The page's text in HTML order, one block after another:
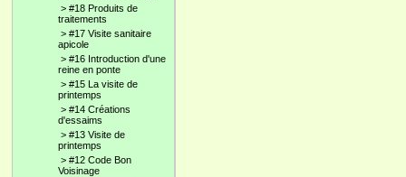
> #18 Produits de
traitements
> #17 Visite sanitaire
apicole
> #16 Introduction d'une
reine en ponte
> #15 La visite de
printemps
> #14 Créations
d'essaims
> #13 Visite de
printemps
> #12 Code Bon
Voisinage